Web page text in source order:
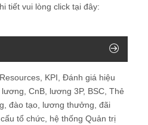
tiết vui lòng click tại đây:
KPI, Đánh giá hiệu
CnB, lương 3P, BSC, Thẻ
đào tạo, lương thưởng, đãi
tổ chức, hệ thống Quản trị